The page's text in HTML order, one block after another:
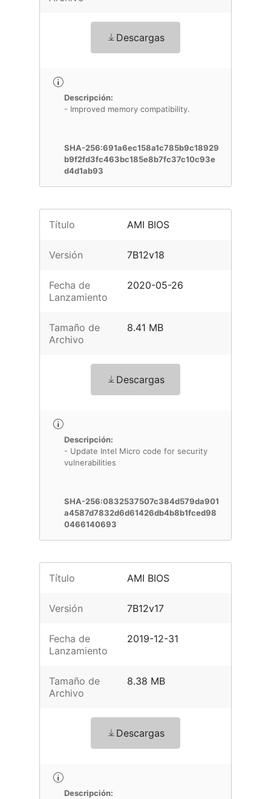
Descargas
Descripción:
- Improved memory compatibility.
SHA-256:691a6ec158a1c785b9c18929
b9f2fd3fc463bc185e8b7fc37c10c93e
d4d1ab93
Título AMI BIOS
Versión 7B12v18
Fecha de
Lanzamiento
2020-05-26
Tamaño de
Archivo
8.41 MB
Descargas
Descripción:
- Update Intel Micro code for security
vulnerabilities
SHA-256:0832537507c384d579da901
a4587d7832d6d61426db4b8b1fced98
0466140693
Título AMI BIOS
Versión 7B12v17
Fecha de
Lanzamiento
2019-12-31
Tamaño de
Archivo
8.38 MB
Descargas
Descripción: